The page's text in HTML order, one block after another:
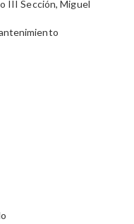
III Sección, Miguel